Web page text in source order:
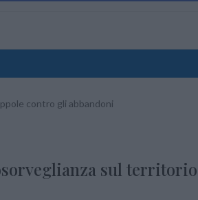
contro gli abbandoni
sul territorio